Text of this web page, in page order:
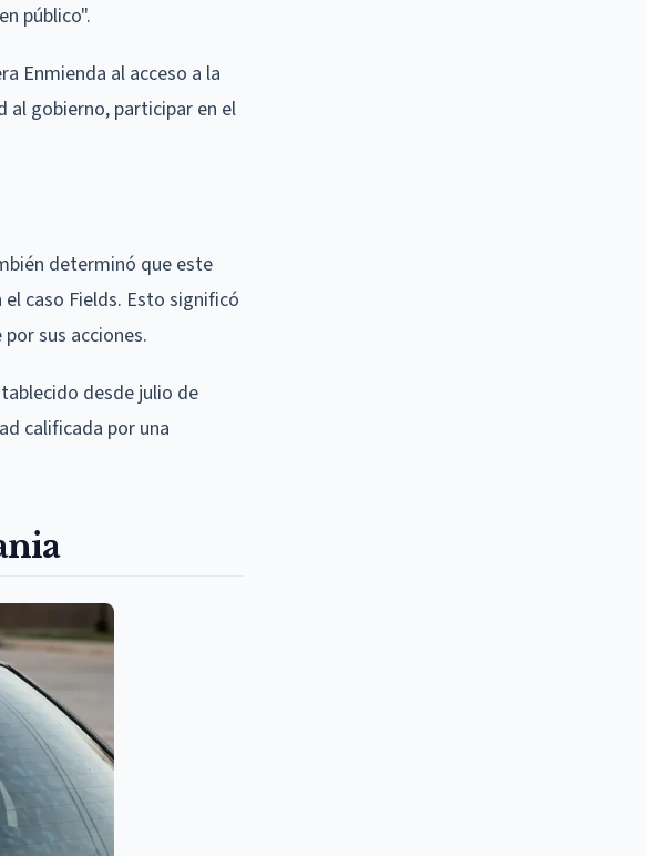
público".
Enmienda al acceso a la
al gobierno, participar en el
determinó que este
caso Fields. Esto significó
sus acciones.
desde julio de
calificada por una